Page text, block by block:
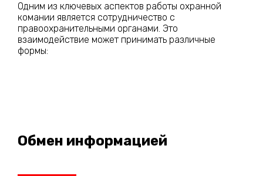
Одним из ключевых аспектов работы охранной
комании является сотрудничество с
правоохранительными органами. Это
взаимодействие может принимать различные
формы:
Обмен информацией